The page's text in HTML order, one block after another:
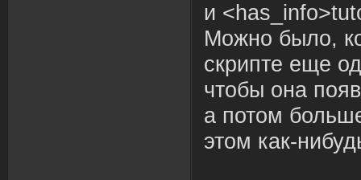
и
Можно было,
скрипте еще
чтобы она
а потом
этом как-